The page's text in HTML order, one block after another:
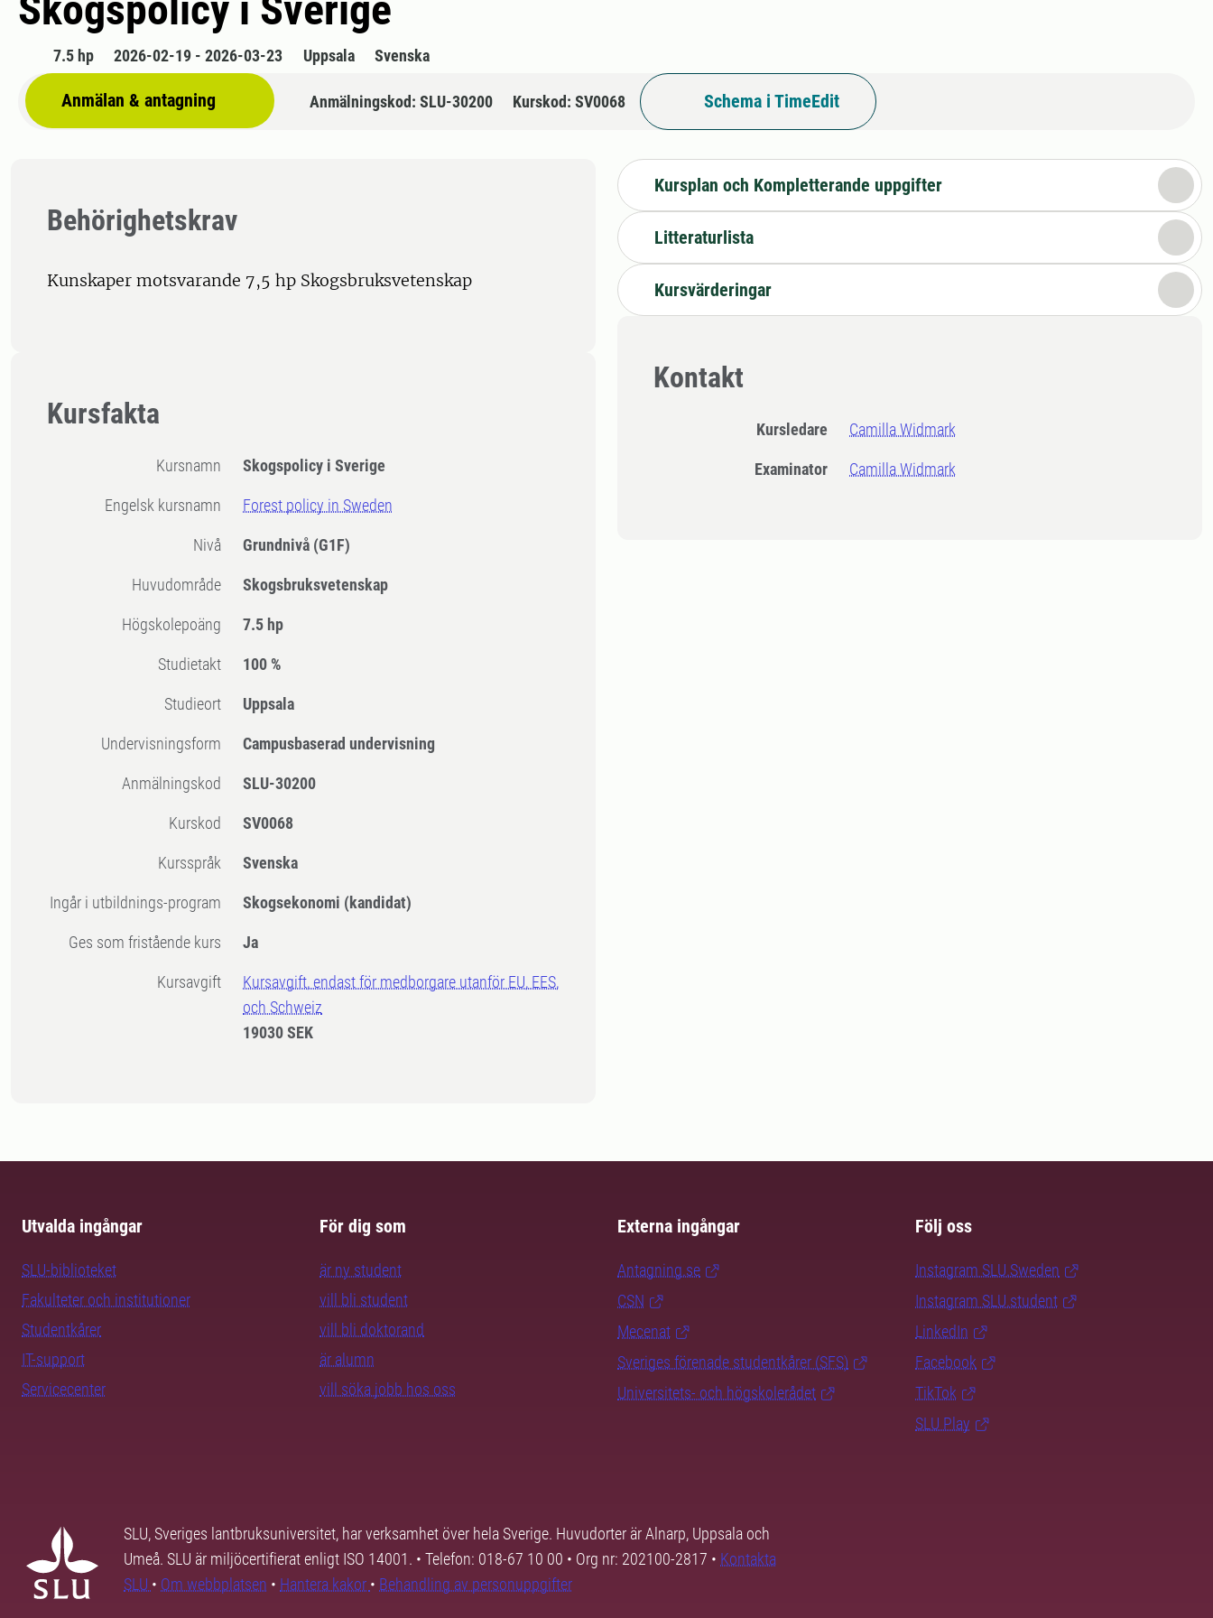
7.5 hp 2026-02-19 - 2026-03-23 Uppsala Svenska
Anmälan & antagning Anmälningskod: SLU-30200 Kurskod: SV0068 Schema i TimeEdit
Behörighetskrav
Kunskaper motsvarande 7,5 hp Skogsbruksvetenskap
Kursfakta
Kursnamn Skogspolicy i Sverige
Engelsk kursnamn Forest policy in Sweden
Nivå Grundnivå (G1F)
Huvudområde Skogsbruksvetenskap
högskolepoäng 7.5 hp
Studietakt 100 %
Studieort Uppsala
Undervisningsform Campusbaserad undervisning
Anmälningskod SLU-30200
Kurskod SV0068
Kursspråk Svenska
Ingår i utbildnings-program Skogsekonomi (kandidat)
Ges som fristående kurs Ja
Kursavgift
Kursavgift, endast för medborgare utanför EU, EES,
och Schweiz
19030 SEK
Kursplan och Kompletterande uppgifter
Litteraturlista
Kursvärderingar
Kontakt
Kursledare Camilla Widmark
Examinator Camilla Widmark
Utvalda ingångar
SLU-biblioteket
Fakulteter och institutioner
Studentkårer
IT-support
Servicecenter
För dig som
är ny student
vill bli student
vill bli doktorand
är alumn
vill söka jobb hos oss
Externa ingångar
Antagning.se
CSN
Mecenat
Sveriges förenade studentkårer (SFS)
Universitets- och högskolerådet
Följ oss
Instagram SLU.Sweden
Instagram SLU.student
LinkedIn
Facebook
TikTok
SLU Play
SLU, Sveriges lantbruksuniversitet, har verksamhet över hela Sverige. Huvudorter är Alnarp, Uppsala och
Umeå. SLU är miljöcertifierat enligt ISO 14001. • Telefon: 018-67 10 00 • Org nr: 202100-2817 • Kontakta
SLU • Om webbplatsen • Hantera kakor • Behandling av personuppgifter